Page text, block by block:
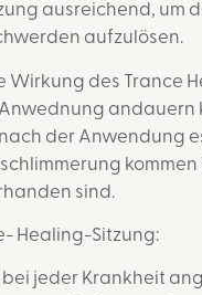
ausreichend, um
aufzulösen.
Wirkung des Trance
andauern
der Anwendung
kommen
sind.
Healing-Sitzung:
bei jeder Krankheit